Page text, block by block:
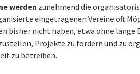
werden zunehmend die
eingetragenen Vereine oft
bisher nicht haben, etwa ohne lange
Projekte zu fördern und zu
zu betreiben.